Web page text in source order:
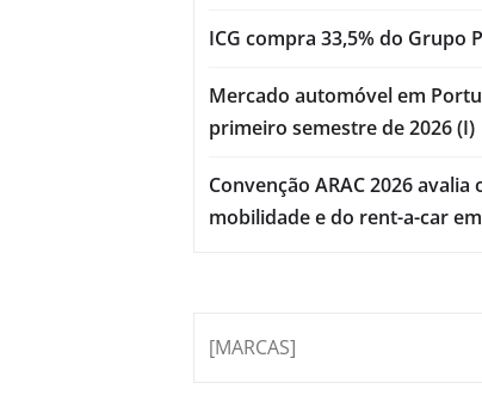
ICG compra 33,5% do Grupo
Mercado automóvel em
primeiro semestre de 2026 (I)
Convenção ARAC 2026
mobilidade e do rent-a-car
[MARCAS]